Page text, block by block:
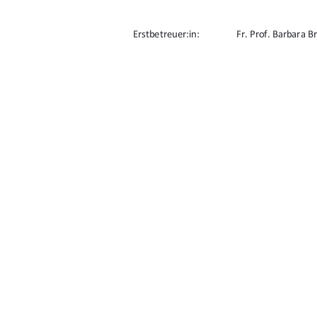
Erstbetreuer:in: Fr. Prof. Barbara